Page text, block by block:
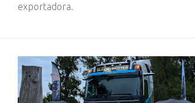
exportadora.